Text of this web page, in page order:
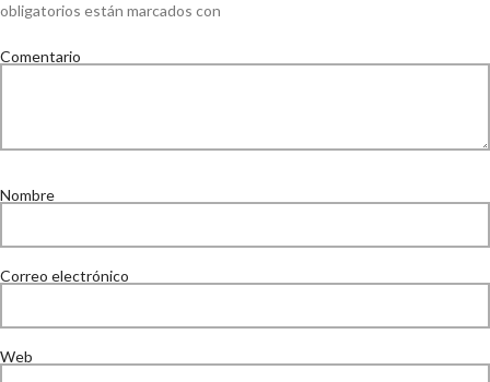
obligatorios están marcados con
Comentario
Nombre
Correo electrónico
Web